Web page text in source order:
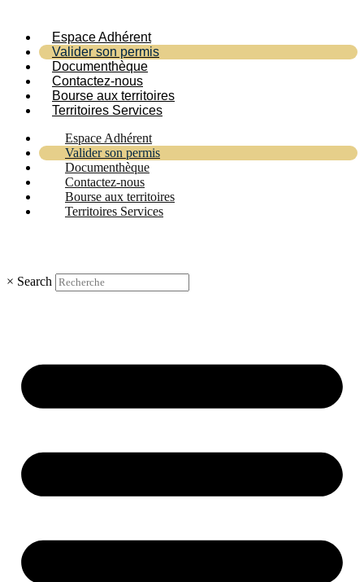
Espace Adhérent
Valider son permis
Documenthèque
Contactez-nous
Bourse aux territoires
Territoires Services
Espace Adhérent
Valider son permis
Documenthèque
Contactez-nous
Bourse aux territoires
Territoires Services
× Search